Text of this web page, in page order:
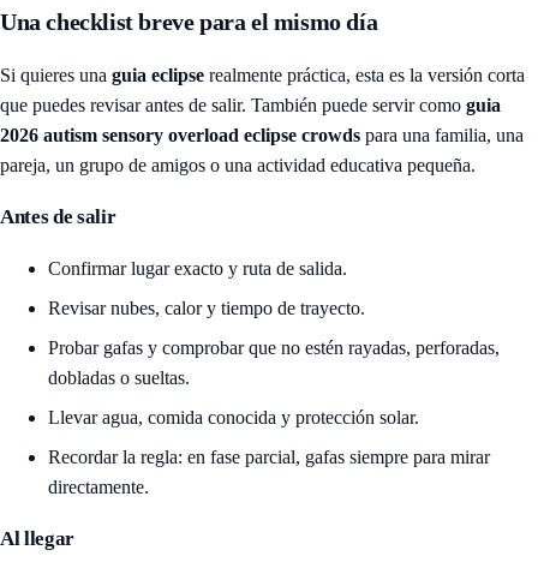
Una checklist breve para el mismo día
Si quieres una guia eclipse realmente práctica, esta es la versión corta
que puedes revisar antes de salir. También puede servir como guia
2026 autism sensory overload eclipse crowds para una familia, una
pareja, un grupo de amigos o una actividad educativa pequeña.
Antes de salir
Confirmar lugar exacto y ruta de salida.
Revisar nubes, calor y tiempo de trayecto.
Probar gafas y comprobar que no estén rayadas, perforadas,
dobladas o sueltas.
Llevar agua, comida conocida y protección solar.
Recordar la regla: en fase parcial, gafas siempre para mirar
directamente.
Al llegar